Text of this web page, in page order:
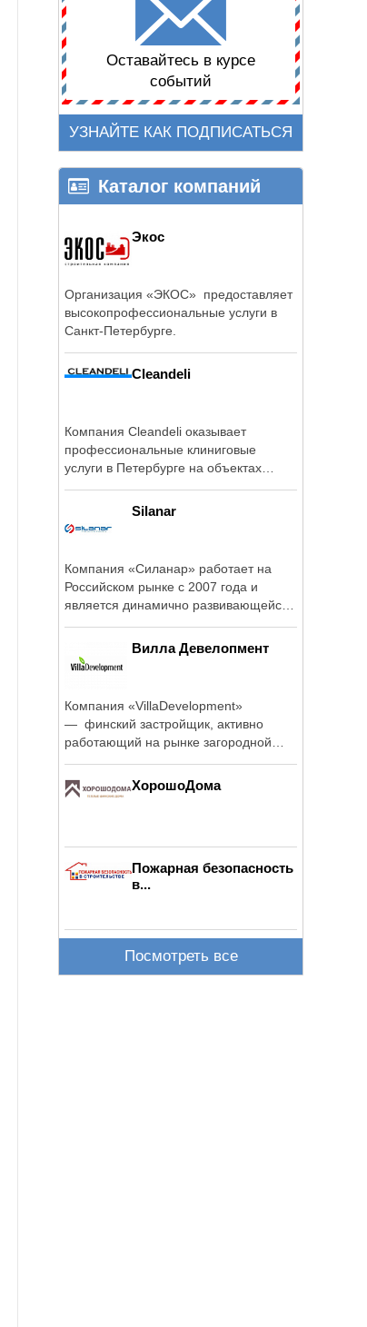
Оставайтесь в курсе
событий
УЗНАЙТЕ КАК ПОДПИСАТЬСЯ
Каталог компаний
Экос
Организация «ЭКОС» предоставляет
высокопрофессиональные услуги в
Санкт-Петербурге.
Cleandeli
Компания Cleandeli оказывает
профессиональные клиниговые
услуги в Петербурге на объектах
Silanar
Компания «Силанар» работает на
Российском рынке с 2007 года и
является динамично развивающейся
Вилла Девелопмент
Компания «VillaDevelopment»
— финский застройщик, активно
работающий на рынке загородной
ХорошоДома
Пожарная безопасность
в...
Посмотреть все